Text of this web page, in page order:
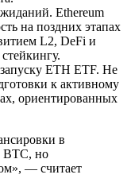
Ethereum
на поздних этапах
L2, DeFi и
ETH ETF. Не
к активному
ориентированных
в
BTC, но
— считает